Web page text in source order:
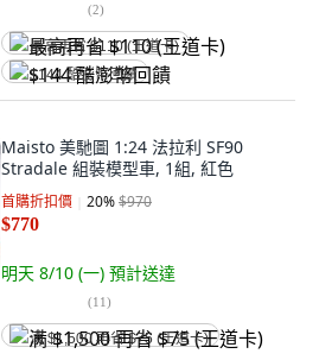
(2)
最高再省 $110 (王道卡)
$144 酷澎幣回饋
Maisto 美馳圖 1:24 法拉利 SF90
Stradale 組裝模型車, 1組, 紅色
首購折扣價 20%$970
$770
明天 8/10 (一) 預計送達
(11)
满 $1,500 再省 $75 (王道卡)